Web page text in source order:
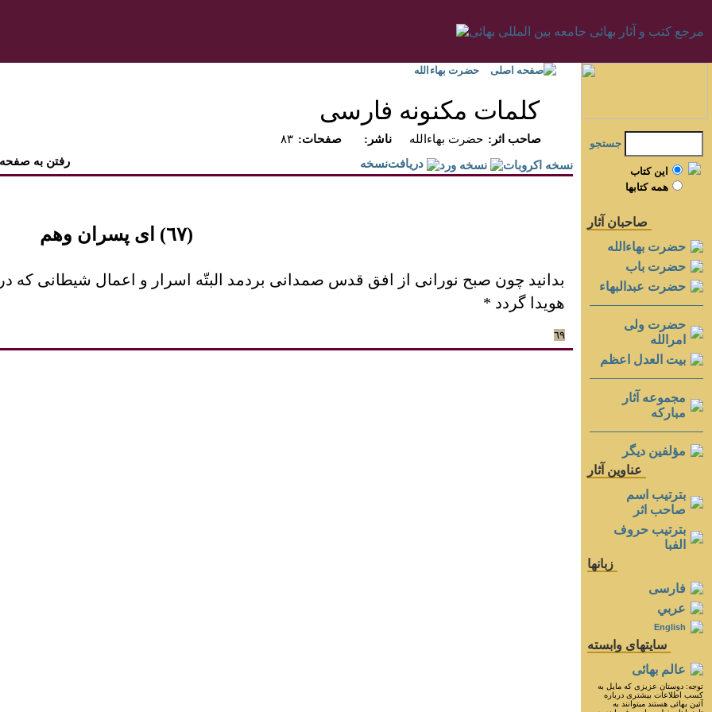
صفحه اصلی حضرت بهاءالله
کلمات مکنونه فارسی
۸۳ :صفحات :ناشر حضرت بهاءالله
:صاحب اثر
رفتن به
(٦٧) ای پسران وهم
بدانيد چون صبح نورانی از افق قدس صمدانی بردمد البتّه اسرار و اعمال شيطانی که
هويدا گردد *
٦٩
جستجو
اين کتاب
همه کتابها
صاحبان آثار
حضرت بهاءالله
حضرت باب
حضرت عبدالبهاء
حضرت ولی
امرالله
بيت العدل اعظم
مجموعه آثار
مباركه
مؤلفين ديگر
عناوين آثار
بترتيب اسم
صاحب اثر
بترتيب حروف
الفبا
زبانها
فارسی
عربي
English
سايتهای وابسته
عالم بهائی
توجه: دوستان عزيزى كه مايل به
كسب اطلاعات بيشترى درباره
آئين بهائى هستند ميتوانند به